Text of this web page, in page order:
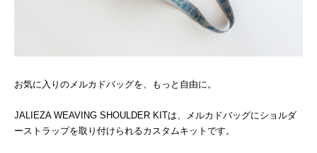
お気に入りのメルカドバッグを、もっと自由に。
JALIEZA WEAVING SHOULDER KITは、メルカドバッグにショルダ
ーストラップを取り付けられるカスタムキットです。